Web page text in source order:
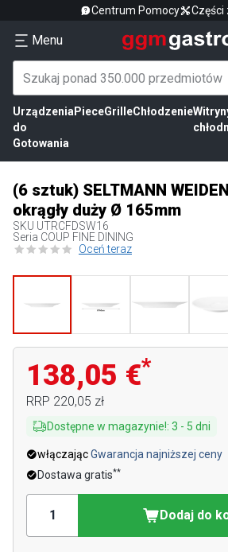
Centrum Pomocy Części
Menu
Urządzenia
do
Gotowania
PieceGrilleChłodzenie
(6 sztuk) SELTMANN
okrągły duży Ø 165mm
SKU UTRCFDSW16
Seria COUP FINE DINING
Oceń teraz
138,05 €*
RRP 220,05 zł
Dostępne w magazynie!: 3 - 5 dni
włączającGwarancja najniższej ceny
Dostawa gratis**
Dodaj do